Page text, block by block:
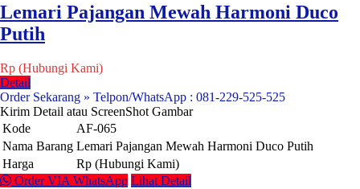
Lemari Pajangan Mewah Harmoni Duco
Putih
Rp (Hubungi Kami)
Detail
Order Sekarang » Telpon/WhatsApp : 081-229-525-525
Kirim Detail atau ScreenShot Gambar
Kode
AF-065
Nama Barang Lemari Pajangan Mewah Harmoni Duco Putih
Harga
Rp (Hubungi Kami)
Order VIA WhatsApp Lihat Detail